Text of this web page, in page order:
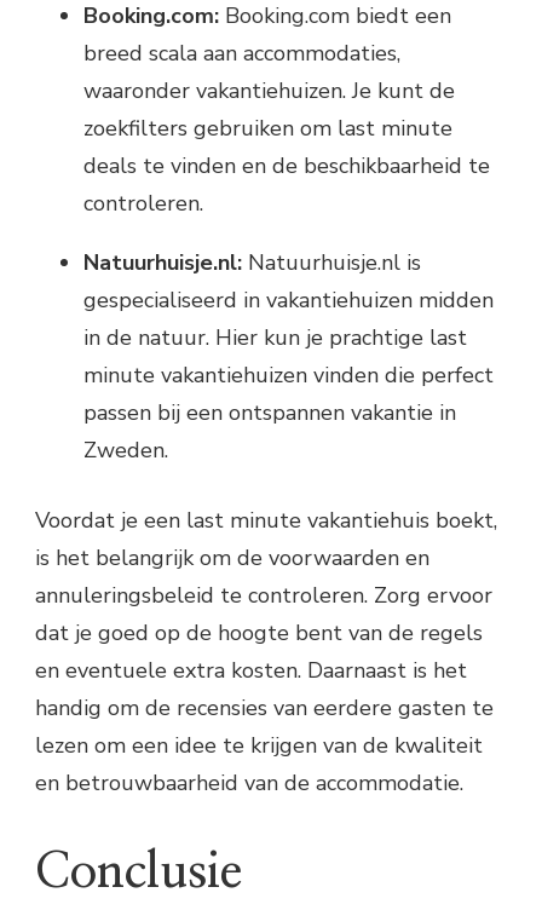
Booking.com: Booking.com biedt een
breed scala aan accommodaties,
waaronder vakantiehuizen. Je kunt de
zoekfilters gebruiken om last minute
deals te vinden en de beschikbaarheid te
controleren.
Natuurhuisje.nl: Natuurhuisje.nl is
gespecialiseerd in vakantiehuizen midden
in de natuur. Hier kun je prachtige last
minute vakantiehuizen vinden die perfect
passen bij een ontspannen vakantie in
Zweden.
Voordat je een last minute vakantiehuis boekt,
is het belangrijk om de voorwaarden en
annuleringsbeleid te controleren. Zorg ervoor
dat je goed op de hoogte bent van de regels
en eventuele extra kosten. Daarnaast is het
handig om de recensies van eerdere gasten te
lezen om een idee te krijgen van de kwaliteit
en betrouwbaarheid van de accommodatie.
Conclusie